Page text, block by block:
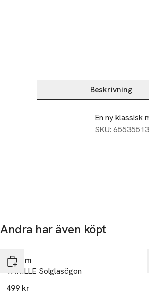
Beskrivning
Beskrivning
En ny klassisk
SKU: 65535513
Andra har även köpt
Pilgrim
VANILLE Solglasögon
499 kr